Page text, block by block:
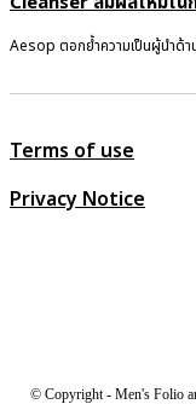
Aesop ตอกย้ำความเป็นผู้นำด้
Terms of use
Privacy Notice
© Copyright - Men's Folio